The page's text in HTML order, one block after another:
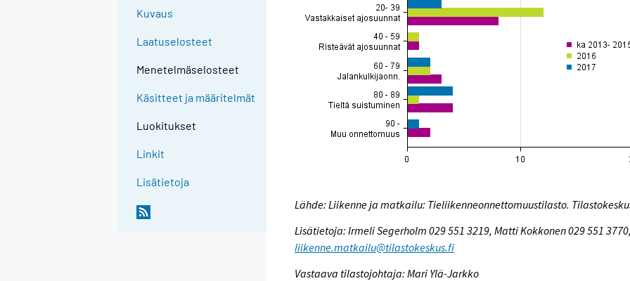
Kuvaus
Laatuselosteet
Menetelmäselosteet
Käsitteet ja määritelmät
Luokitukset
Linkit
Lisätietoja
Lähde: Liikenne ja matkailu: Tieliikenneonnettomuustilasto.
Lisätietoja: Irmeli Segerholm 029 551 3219, Matti Kokkonen 029 551
liikenne.matkailu@tilastokeskus.fi
Vastaava tilastojohtaja: Mari Ylä-Jarkko